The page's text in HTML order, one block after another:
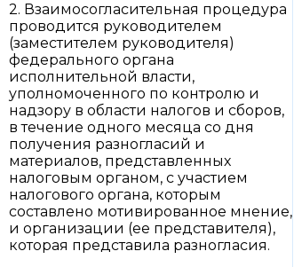
2. Взаимосогласительная процедура
проводится руководителем
(заместителем руководителя)
федерального органа
исполнительной власти,
уполномоченного по контролю и
надзору в области налогов и сборов,
в течение одного месяца со дня
получения разногласий и
материалов, представленных
налоговым органом, с участием
налогового органа, которым
составлено мотивированное мнение,
и организации (ее представителя),
которая представила разногласия.